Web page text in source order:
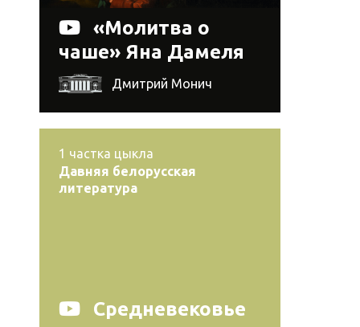
«Молитва о
чаше» Яна Дамеля
Дмитрий Монич
1 частка цыкла
Давняя белорусская
литература
Средневековье